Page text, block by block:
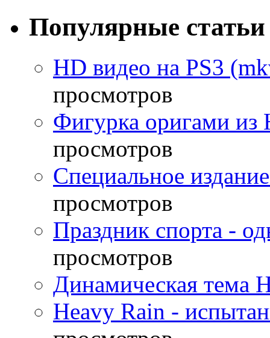
Популярные статьи
HD видео на PS3
просмотров
Фигурка оригами из
просмотров
Специальное
просмотров
Праздник спорта -
просмотров
Динамическая тема
Heavy Rain -